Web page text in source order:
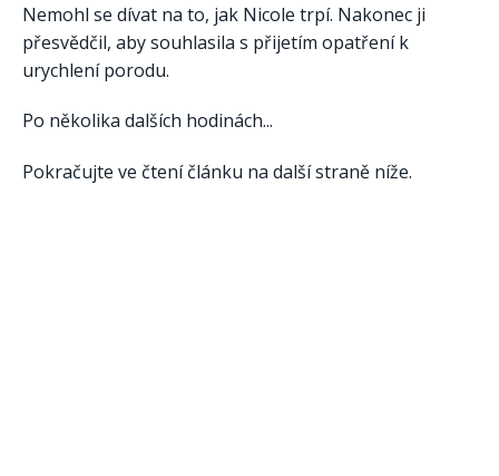
Nemohl se dívat na to, jak Nicole trpí. Nakonec ji
přesvědčil, aby souhlasila s přijetím opatření k
urychlení porodu.
Po několika dalších hodinách...
Pokračujte ve čtení článku na další straně níže.